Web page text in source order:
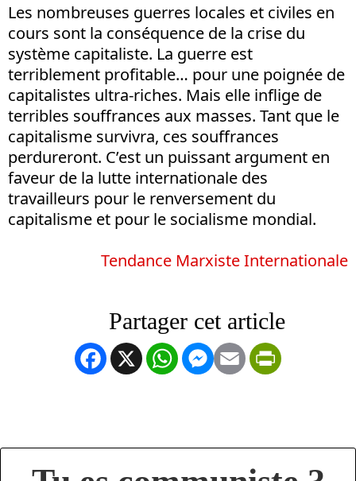
Les nombreuses guerres locales et civiles en
cours sont la conséquence de la crise du
système capitaliste. La guerre est
terriblement profitable… pour une poignée de
capitalistes ultra-riches. Mais elle inflige de
terribles souffrances aux masses. Tant que le
capitalisme survivra, ces souffrances
perdureront. C’est un puissant argument en
faveur de la lutte internationale des
travailleurs pour le renversement du
capitalisme et pour le socialisme mondial.
Tendance Marxiste Internationale
Facebook
X WhatsApp
Messenger
Email